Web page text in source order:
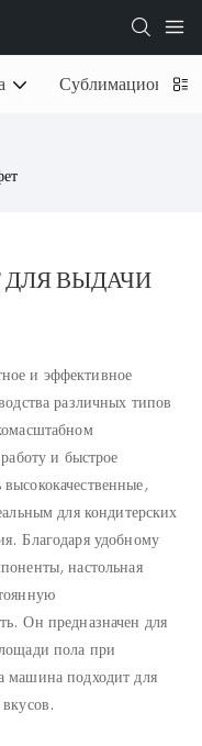
Сублимационная
ВЫДАЧИ
и эффективное
различных типов
и быстрое
для кондитерских
Благодаря удобному
настольная
Он предназначен для
пола при
машина подходит для